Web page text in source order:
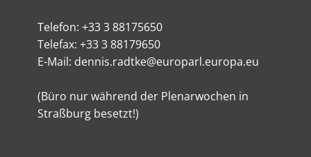
Telefon: +33 3 88175650
Telefax: +33 3 88179650
E-Mail: dennis.radtke@europarl.europa.eu
(Büro nur während der Plenarwochen in
Straßburg besetzt!)